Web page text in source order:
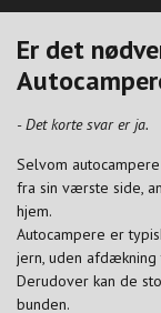
Er det
- Det korte svar er ja.
Selvom
fra sin værste side,
hjem.
Autocampere er
jern, uden afdækning
Derudover kan de
bunden.